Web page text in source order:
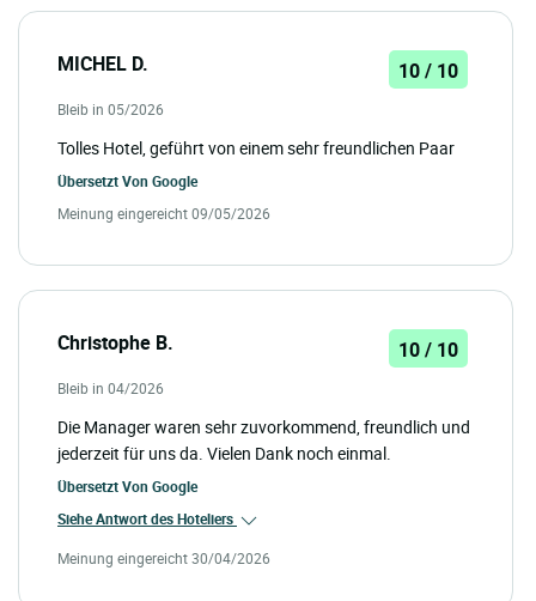
MICHEL D. 10 / 10
Bleib in 05/2026
Tolles Hotel, geführt von einem sehr freundlichen Paar
Übersetzt Von Google
Meinung eingereicht 09/05/2026
Christophe B. 10 / 10
Bleib in 04/2026
Die Manager waren sehr zuvorkommend, freundlich und
jederzeit für uns da. Vielen Dank noch einmal.
Übersetzt Von Google
Siehe Antwort des Hoteliers
Meinung eingereicht 30/04/2026